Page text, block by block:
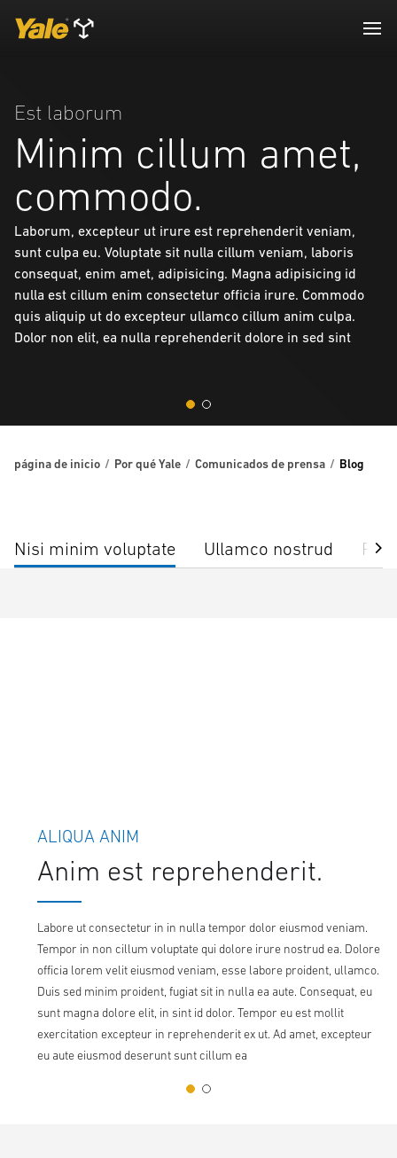
Est laborum
Minim cillum amet,
commodo.
Laborum, excepteur ut irure est reprehenderit veniam,
sunt culpa eu. Voluptate sit nulla cillum veniam, laboris
consequat, enim amet, adipisicing. Magna adipisicing id
nulla est cillum enim consectetur officia irure. Commodo
quis aliquip ut do excepteur ullamco cillum anim culpa.
Dolor non elit, ea nulla reprehenderit dolore in sed sint
página de inicio Por qué Yale Comunicados de prensa Blog
Nisi minim voluptate Ullamco nostrud
ALIQUA ANIM
Anim est reprehenderit.
Labore ut consectetur in in nulla tempor dolor eiusmod veniam.
Tempor in non cillum voluptate qui dolore irure nostrud ea. Dolore
officia lorem velit eiusmod veniam, esse labore proident, ullamco.
Duis sed minim proident, fugiat sit in nulla ea aute. Consequat, eu
sunt magna dolore elit, in sint id dolor. Tempor eu est mollit
exercitation excepteur in reprehenderit ex ut. Ad amet, excepteur
eu aute eiusmod deserunt sunt cillum ea